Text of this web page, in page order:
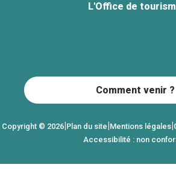
L'Office de
Copyright © 2026| Plan du site Mentions légales|
Accessibilité : non
Comment venir ?